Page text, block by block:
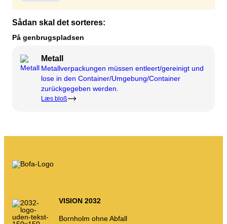
Kompost
Abriss und Renovierung
Mehr Infos
Die Öffnungszeiten
Abfalltarife (privat)
AT-Leitfaden
Selbstbedienung
Kontakt
Stellenausschreibungen
Das Unternehmen BOFA
Sådan skal det sorteres:
På genbrugspladsen
Metall
Metallverpackungen müssen entleert/gereinigt und
lose in den Container/Umgebung/Container
zurückgegeben werden.
Læs bloß
VISION 2032
Bornholm ohne Abfall